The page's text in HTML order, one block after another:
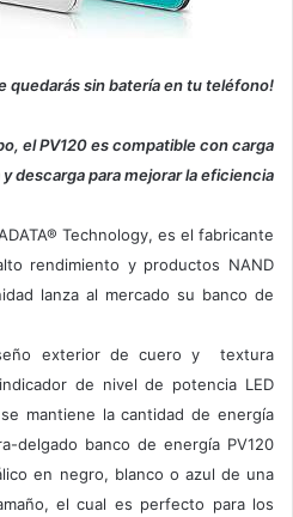
quedarás sin batería en tu teléfono!
el PV120 es compatible con carga
descarga para mejorar la eficiencia
Technology, es el fabricante
rendimiento y productos NAND
lanza al mercado su banco de
exterior de cuero y textura
de nivel de potencia LED
mantiene la cantidad de energía
delgado banco de energía PV120
en negro, blanco o azul de una
el cual es perfecto para los